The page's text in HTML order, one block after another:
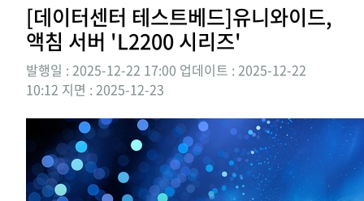
[데이터센터 테스트베드]유니와이드,
액침 서버 'L2200 시리즈'
발행일 : 2025-12-22 17:00 업데이트 : 2025-12-22
10:12 지면 : 2025-12-23